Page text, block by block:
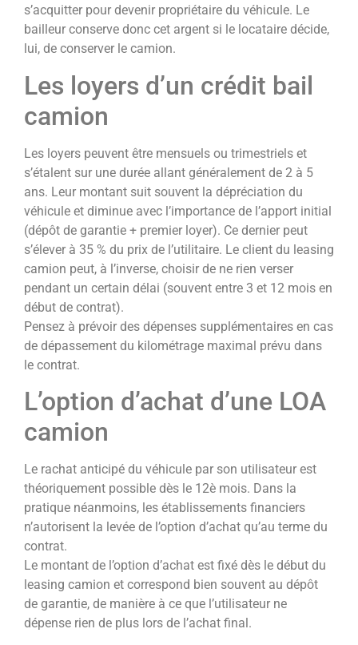
s’acquitter pour devenir propriétaire du véhicule. Le
bailleur conserve donc cet argent si le locataire décide,
lui, de conserver le camion.
Les loyers d’un crédit bail
camion
Les loyers peuvent être mensuels ou trimestriels et
s’étalent sur une durée allant généralement de 2 à 5
ans. Leur montant suit souvent la dépréciation du
véhicule et diminue avec l’importance de l’apport initial
(dépôt de garantie + premier loyer). Ce dernier peut
s’élever à 35 % du prix de l’utilitaire. Le client du leasing
camion peut, à l’inverse, choisir de ne rien verser
pendant un certain délai (souvent entre 3 et 12 mois en
début de contrat).
Pensez à prévoir des dépenses supplémentaires en cas
de dépassement du kilométrage maximal prévu dans
le contrat.
L’option d’achat d’une LOA
camion
Le rachat anticipé du véhicule par son utilisateur est
théoriquement possible dès le 12è mois. Dans la
pratique néanmoins, les établissements financiers
n’autorisent la levée de l’option d’achat qu’au terme du
contrat.
Le montant de l’option d’achat est fixé dès le début du
leasing camion et correspond bien souvent au dépôt
de garantie, de manière à ce que l’utilisateur ne
dépense rien de plus lors de l’achat final.